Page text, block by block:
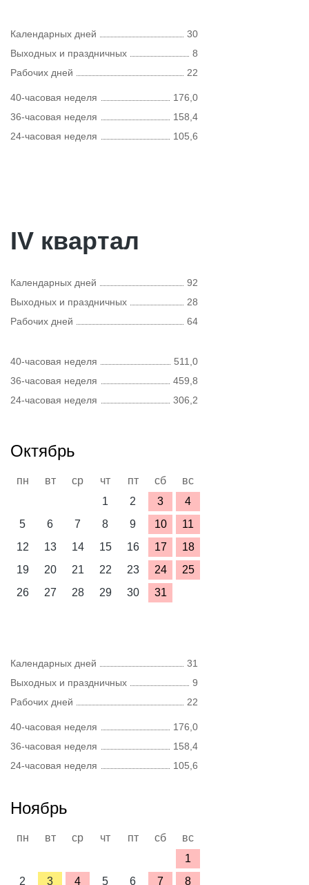
Календарных дней
30
Выходных и праздничных
8
Рабочих дней
22
40-часовая неделя
176,0
36-часовая неделя
158,4
24-часовая неделя
105,6
IV квартал
Календарных дней
92
Выходных и праздничных
28
Рабочих дней
64
40-часовая неделя
511,0
36-часовая неделя
459,8
24-часовая неделя
306,2
Октябрь
пн вт ср чт пт сб
вс
1
2 3
4
5
6 7 8 9 10
11
12
13 14 15 16 17
18
19
20 21 22 23 24
25
26
27 28 29 30 31
Календарных дней
31
Выходных и праздничных
9
Рабочих дней
22
40-часовая неделя
176,0
36-часовая неделя
158,4
24-часовая неделя
105,6
Ноябрь
пн вт ср чт пт сб
вс
1
2
3 4 5 6 7 8